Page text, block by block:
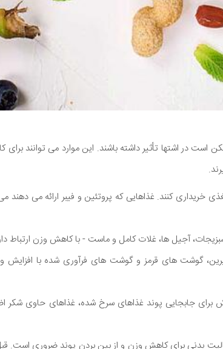
در اشتها تأثیر داشته باشند. این موارد می توانند
خریداری کنند. غذاهایی که پروتئین و فیبر ارائه می دهند
آجیل ها، غلات کامل و ماست - با کاهش وزن ارتباط
گوشت های قرمز و گوشت های فرآوری شده با افزایش
برای جابجایی پوند غذاهای سرخ شده، غذاهای حاوی شکر
بدنی برای کاهش وزن و از بین بردن پوند ضروری است.